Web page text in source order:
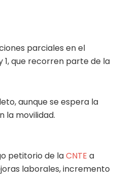
parciales en el
1, que recorren parte de la
aunque se espera la
la movilidad.
petitorio de laCNTE a
laborales, incremento